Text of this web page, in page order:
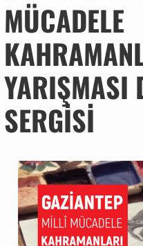
MÜCADELE
YARIŞMASI
SERGISI